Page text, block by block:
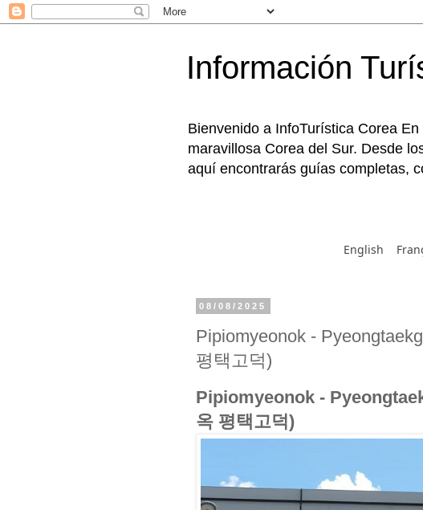
Información
Bienvenido a InfoTurística Corea
maravillosa Corea del Sur. Desde
aquí encontrarás guías completas,
English
08/08/2025
Pipiomyeonok -
평택고덕)
Pipiomyeonok -
옥 평택고덕)